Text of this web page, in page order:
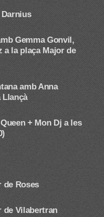
Gemma Gonvil,
a la plaça Major de
amb Anna
Llançà
+ Mon Dj a les
de Roses
de Vilabertran